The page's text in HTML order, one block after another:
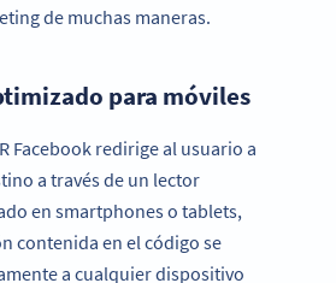
de muchas maneras.
para móviles
Facebook redirige al usuario a
a través de un lector
en smartphones o tablets,
contenida en el código se
a cualquier dispositivo